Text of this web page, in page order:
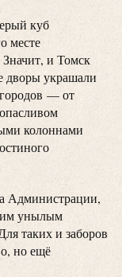
куб
месте
Значит, и Томск
дворы украшали
— от
колоннами
Администрации,
унылым
таких и заборов
но ещё